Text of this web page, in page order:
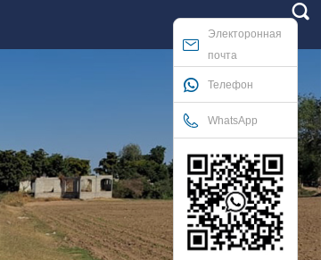

Электоронная
почта
Телефон
WhatsApp